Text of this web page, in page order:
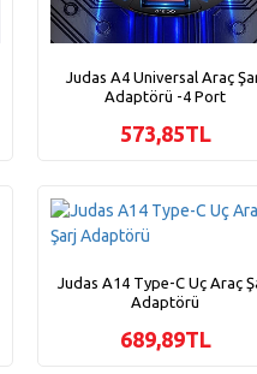
Judas A4 Universal Araç
Adaptörü -4 Port
573,85TL
Judas A14 Type-C Uç Araç
Adaptörü
689,89TL